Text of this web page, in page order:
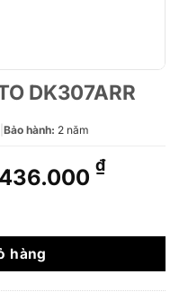
DK307ARR
Bảo hành: 2 năm
₫.
₫Giá
là:
số lượng
hàng